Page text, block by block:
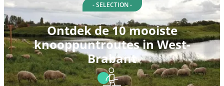
- SELECTION -
Ontdek de 10 mooiste
knooppuntroutes in West-
Brabant